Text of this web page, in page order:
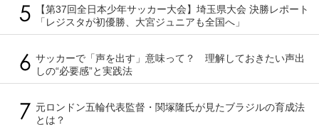
【第37回全日本少年サッカー大会】埼玉県大会 決勝レポート
「レジスタが初優勝、大宮ジュニアも全国へ」
サッカーで「声を出す」意味って？ 理解しておきたい声出
しの“必要感”と実践法
元ロンドン五輪代表監督・関塚隆氏が見たブラジルの育成法
とは？